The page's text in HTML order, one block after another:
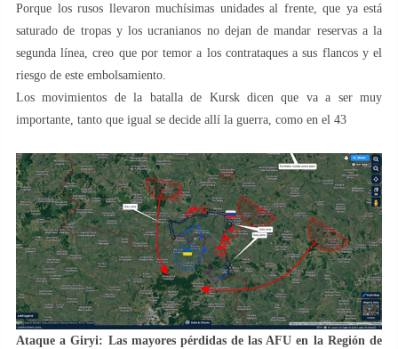
Porque los rusos llevaron muchísimas unidades al frente, que ya está
saturado de tropas y los ucranianos no dejan de mandar reservas a la
segunda línea, creo que por temor a los contrataques a sus flancos y el
riesgo de este embolsamiento.
Los movimientos de la batalla de Kursk dicen que va a ser muy
importante, tanto que igual se decide allí la guerra, como en el 43
Ataque a Giryi: Las mayores pérdidas de las AFU en la Región de